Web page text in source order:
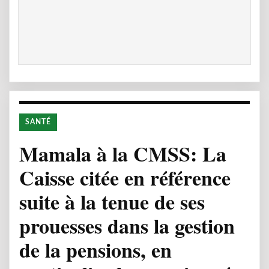
SANTÉ
Mamala à la CMSS: La
Caisse citée en référence
suite à la tenue de ses
prouesses dans la gestion
de la pensions, en